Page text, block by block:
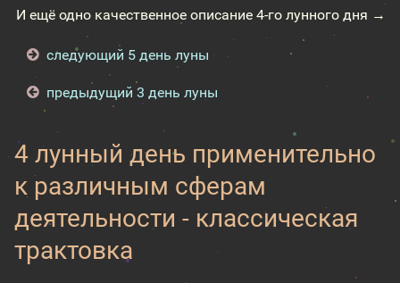
И ещё одно качественное описание 4-го лунного дня →
следующий 5 день луны
предыдущий 3 день луны
4 лунный день применительно
к различным сферам
деятельности - классическая
трактовка